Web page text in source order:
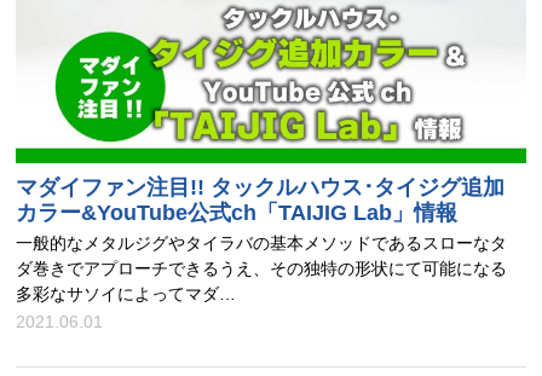
マダイファン注目!! タックルハウス･タイジグ追加
カラー&YouTube公式ch「TAIJIG Lab」情報
一般的なメタルジグやタイラバの基本メソッドであるスローなタ
ダ巻きでアプローチできるうえ、その独特の形状にて可能になる
多彩なサソイによってマダ…
2021.06.01